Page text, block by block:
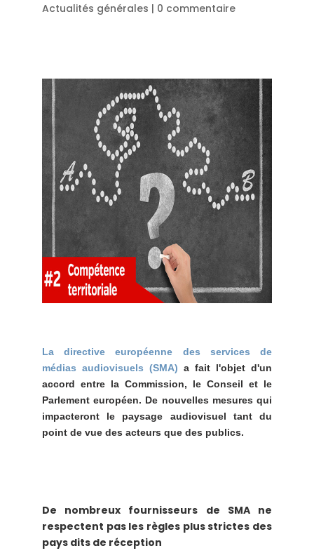
Actualités générales | 0 commentaire
La directive européenne des services de
médias audiovisuels (SMA) a fait l'objet d'un
accord entre la Commission, le Conseil et le
Parlement européen. De nouvelles mesures qui
impacteront le paysage audiovisuel tant du
point de vue des acteurs que des publics.
De nombreux fournisseurs de SMA ne
respectent pas les règles plus strictes des
pays dits de réception